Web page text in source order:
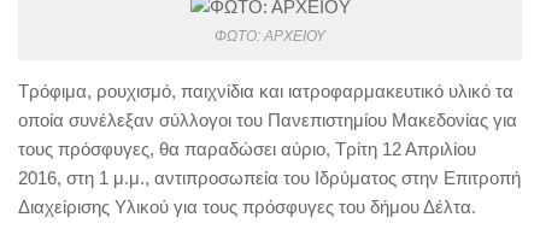
ΦΩΤΟ: ΑΡΧΕΙΟΥ
Τρόφιμα, ρουχισμό, παιχνίδια και ιατροφαρμακευτικό υλικό τα
οποία συνέλεξαν σύλλογοι του Πανεπιστημίου Μακεδονίας για
τους πρόσφυγες, θα παραδώσει αύριο, Τρίτη 12 Απριλίου
2016, στη 1 μ.μ., αντιπροσωπεία του Ιδρύματος στην Επιτροπή
Διαχείρισης Υλικού για τους πρόσφυγες του δήμου Δέλτα.